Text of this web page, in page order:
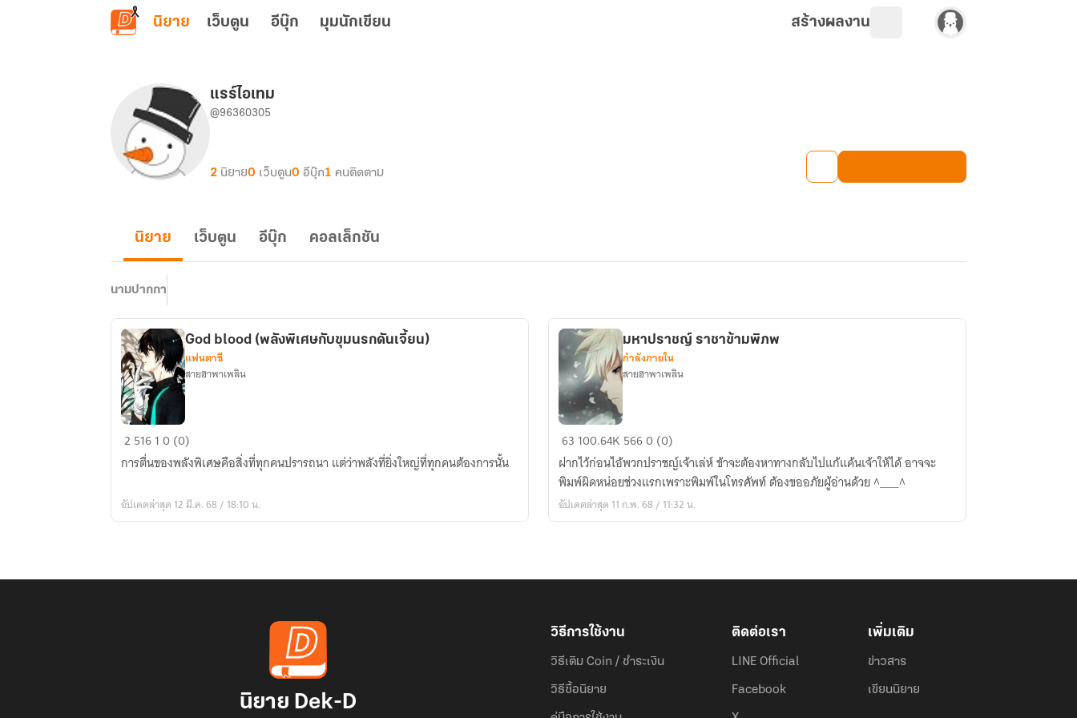
ข้ามไปยังเนื้อหาหลัก
นิยาย เว็บตูน อีบุ๊ก มุมนักเขียน สร้างผลงาน
แรร์ไอเทม
@96360305
2 นิยาย0 เว็บตูน0 อีบุ๊ก1 คนติดตาม
นิยาย เว็บตูน อีบุ๊ก คอลเล็กชัน
นามปากกา
God
blood
(พลัง
กับ
God blood (พลังพิเศษกับขุมนรกดันเจี้ยน)
แฟนตาซี
สายฮาพาเพลิน
2 51610 (0)
การตื่นของพลังพิเศษคือสิ่งที่ทุกคนปรารถนา แต่ว่าพลังที่ยิ่งใหญ่ที่ทุกคนต้องการนั้น
อัปเดตล่าสุด 12 มี.ค. 68 / 18:10 น.
มหา
ปราชญ์
ราชา
ข้าม
พิภพ
มหาปราชญ์ ราชาข้ามพิภพ
กำลังภายใน
สายฮาพาเพลิน
63 100.64K 5660 (0)
ฝากไว้ก่อนไอ้พวกปราชญ์เจ้าเล่ห์ ข้าจะต้องหาทางกลับไปแก้แค้นเจ้าให้ได้ อาจจะ
พิมพ์ผิดหน่อยช่วงแรกเพราะพิมพ์ในโทรศัพท์ ต้องขออภัยผู้อ่านด้วย ^___^
อัปเดตล่าสุด 11 ก.พ. 68 / 11:32 น.
นิยาย Dek-D
วิธีการใช้งาน
วิธีเติม Coin / ชำระเงิน
วิธีซื้อนิยาย
ติดต่อเรา
LINE Official
Facebook
เพิ่มเติม
ข่าวสาร
เขียนนิยาย